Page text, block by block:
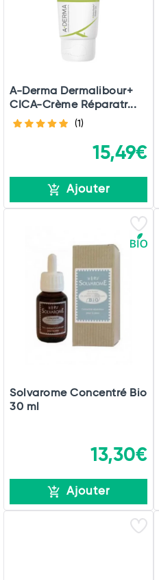
A-Derma Dermalibour+
CICA-Crème Réparatr...
(1)
15,49€
Ajouter
Solvarome Concentré Bio
30 ml
13,30€
Ajouter